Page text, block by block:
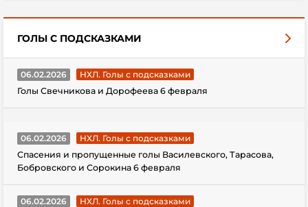
ГОЛЫ С ПОДСКАЗКАМИ
06.02.2026
НХЛ. Голы с подсказками
Голы Свечникова и Дорофеева 6 февраля
06.02.2026
НХЛ. Голы с подсказками
Спасения и пропущенные голы Василевского, Тарасова,
Бобровского и Сорокина 6 февраля
06.02.2026
НХЛ. Голы с подсказками